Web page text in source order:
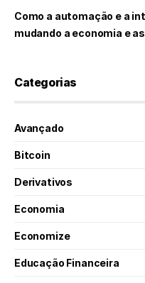
Como a automação e a
mudando a economia e
Categorias
Avançado
Bitcoin
Derivativos
Economia
Economize
Educação Financeira